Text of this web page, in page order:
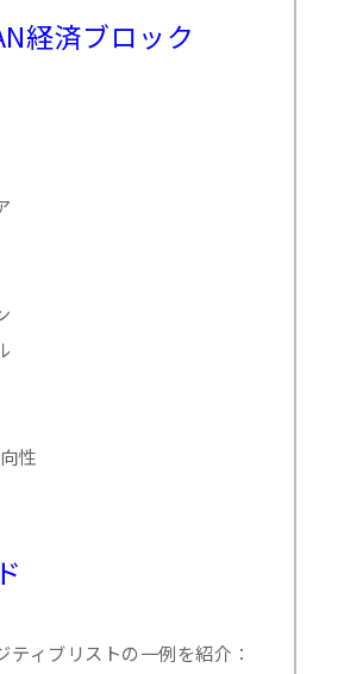
経済ブロック
性
ィブリストの一例を紹介：